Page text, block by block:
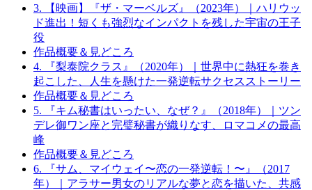
3. 【映画】『ザ・マーベルズ』（2023年）｜ハリウッ
ド進出！短くも強烈なインパクトを残した宇宙の王子
役
作品概要＆見どころ
4. 『梨泰院クラス』（2020年）｜世界中に熱狂を巻き
起こした、人生を懸けた一発逆転サクセスストーリー
作品概要＆見どころ
5. 『キム秘書はいったい、なぜ？』（2018年）｜ツン
デレ御ワン座と完璧秘書が織りなす、ロマコメの最高
峰
作品概要＆見どころ
6. 『サム、マイウェイ〜恋の一発逆転！〜』（2017
年）｜アラサー男女のリアルな夢と恋を描いた、共感